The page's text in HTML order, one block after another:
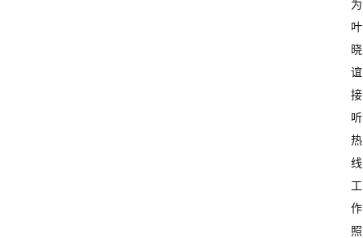
为
叶
晓
谊
接
听
热
线
工
作
照